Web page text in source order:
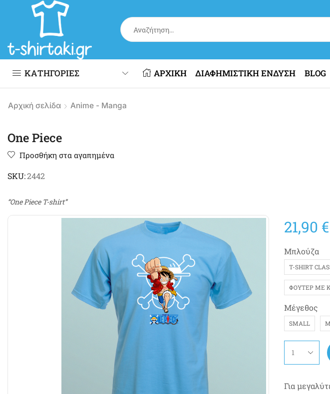
ΚΑΤΗΓΟΡΙΕΣ ΑΡΧΙΚΗ ΔΙΑΦΗΜΙΣΤΙΚΗ ΕΝΔΥΣΗ BLOG
Αρχική σελίδα Anime - Manga
One Piece
Προσθήκη στα αγαπημένα
SKU:2442
“One Piece T-shirt”
21,90 €
Μπλούζα
T-SHIRT
ΦΟΎΤΕΡ ΜΕ
Μέγεθος
SMALL
Για